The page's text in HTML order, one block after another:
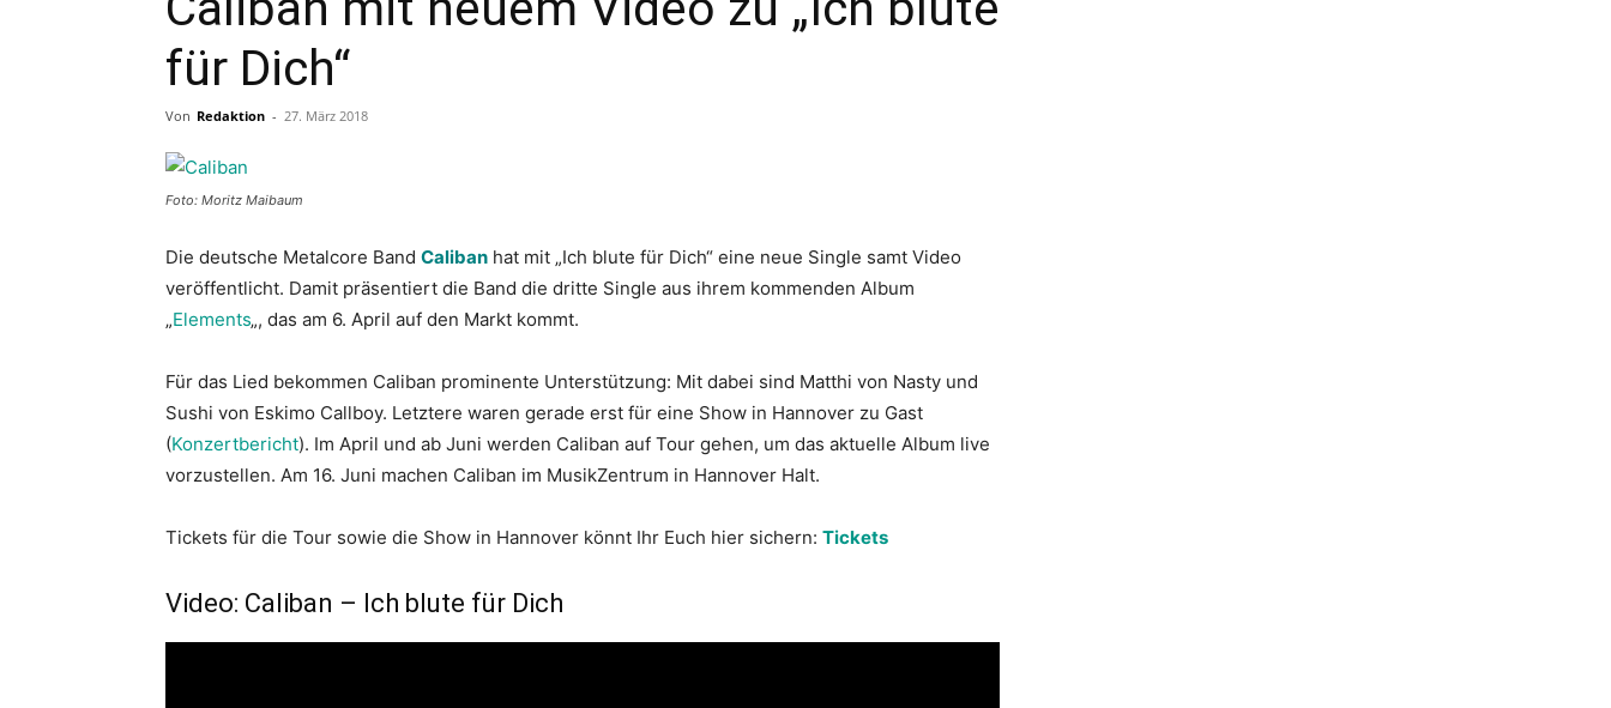
für Dich“
Von Redaktion - 27. März 2018
Foto: Moritz Maibaum
Die deutsche Metalcore Band Caliban hat mit „Ich blute für Dich“ eine neue Single samt Video
veröffentlicht. Damit präsentiert die Band die dritte Single aus ihrem kommenden Album
„Elements„, das am 6. April auf den Markt kommt.
Für das Lied bekommen Caliban prominente Unterstützung: Mit dabei sind Matthi von Nasty und
Sushi von Eskimo Callboy. Letztere waren gerade erst für eine Show in Hannover zu Gast
(Konzertbericht). Im April und ab Juni werden Caliban auf Tour gehen, um das aktuelle Album live
vorzustellen. Am 16. Juni machen Caliban im MusikZentrum in Hannover Halt.
Tickets für die Tour sowie die Show in Hannover könnt Ihr Euch hier sichern: Tickets
Video: Caliban – Ich blute für Dich